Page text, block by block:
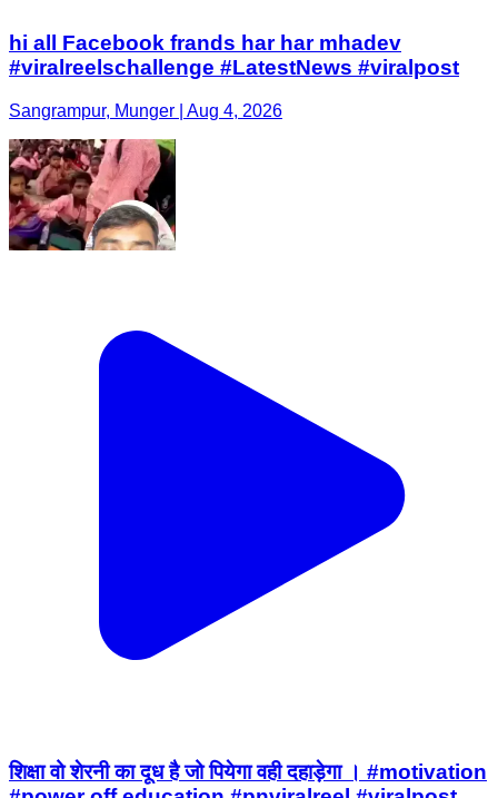
hi all Facebook frands har har mhadev
#viralreelschallenge #LatestNews #viralpost
Sangrampur, Munger | Aug 4, 2026
शिक्षा वो शेरनी का दूध है जो पियेगा वही दहाड़ेगा । #motivation